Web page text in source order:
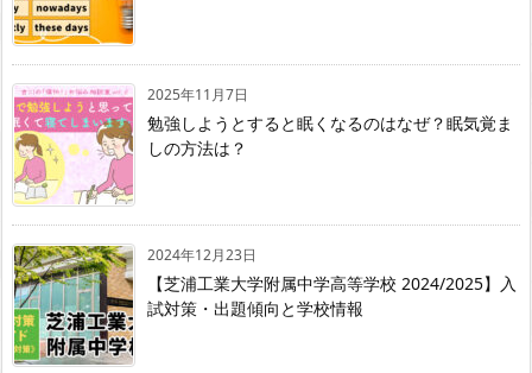
2025年11月7日
勉強しようとすると眠くなるのはなぜ？眠気覚ま
しの方法は？
2024年12月23日
【芝浦工業大学附属中学高等学校 2024/2025】入
試対策・出題傾向と学校情報